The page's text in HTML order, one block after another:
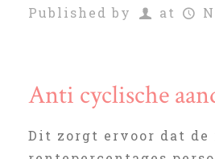
Published by at
Anti cyclische
Dit zorgt ervoor dat